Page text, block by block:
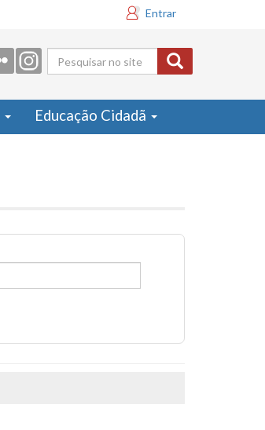
Entrar
Formulário
de busca
Educação Cidadã